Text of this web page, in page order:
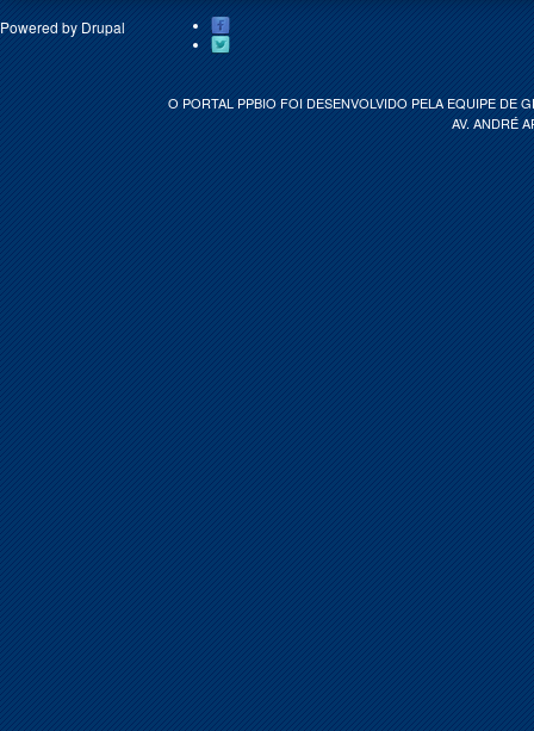
Powered by Drupal
O PORTAL PPBIO FOI DESENVOLVIDO PELA EQUIPE DE
AV. ANDRÉ